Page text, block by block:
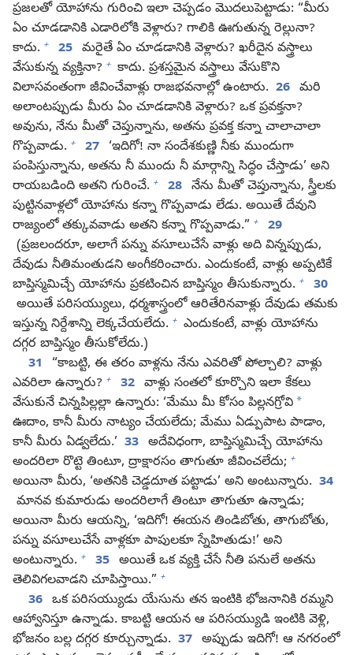
ప్రజలతో యోహాను గురించి ఇలా చెప్పడం మొదలుపెట్టాడు: “మీరు
ఏం చూడడానికి ఎడారిలోకి వెళ్లారు? గాలికి ఊగుతున్న రెల్లునా?
కాదు. + 25 మరైతే ఏం చూడడానికి వెళ్లారు? ఖరీదైన వస్త్రాలు
వేసుకున్న వ్యక్తినా? + కాదు. ప్రశస్తమైన వస్త్రాలు వేసుకొని
విలాసవంతంగా జీవించేవాళ్లు రాజభవనాల్లో ఉంటారు. 26 మరి
అలాంటప్పుడు మీరు ఏం చూడడానికి వెళ్లారు? ఒక ప్రవక్తనా?
అవును, నేను మీతో చెప్తున్నాను, అతను ప్రవక్త కన్నా చాలాచాలా
గొప్పవాడు. + 27 ‘ఇదిగో! నా సందేశకుణ్ణి నీకు ముందుగా
పంపిస్తున్నాను, అతను నీ ముందు నీ మార్గాన్ని సిద్ధం చేస్తాడు’ అని
రాయబడింది అతని గురించే. + 28 నేను మీతో చెప్తున్నాను, స్త్రీలకు
పుట్టినవాళ్లలో యోహాను కన్నా గొప్పవాడు లేడు. అయితే దేవుని
రాజ్యంలో తక్కువవాడు అతని కన్నా గొప్పవాడు.” +
29
(ప్రజలందరూ, అలాగే పన్ను వసూలుచేసే వాళ్లు అది విన్నప్పుడు,
దేవుడు నీతిమంతుడని అంగీకరించారు. ఎందుకంటే, వాళ్లు అప్పటికే
బాప్తిస్మమిచ్చే యోహాను ప్రకటించిన బాప్తిస్మం తీసుకున్నారు. +
30
అయితే పరిసయ్యులు, ధర్మశాస్త్రంలో ఆరితేరినవాళ్లు దేవుడు తమకు
ఇస్తున్న నిర్దేశాన్ని లెక్కచేయలేదు. + ఎందుకంటే, వాళ్లు యోహాను
దగ్గర బాప్తిస్మం తీసుకోలేదు.)
31
“కాబట్టి, ఈ తరం వాళ్లను నేను ఎవరితో పోల్చాలి? వాళ్లు
ఎవరిలా ఉన్నారు? + 32 వాళ్లు సంతలో కూర్చొని ఇలా కేకలు
వేసుకునే చిన్నపిల్లల్లా ఉన్నారు: ‘మేము మీ కోసం పిల్లనగ్రోవి *
ఊదాం, కానీ మీరు నాట్యం చేయలేదు; మేము ఏడ్పుపాట పాడాం,
కానీ మీరు ఏడ్వలేదు.’ 33 అదేవిధంగా, బాప్తిస్మమిచ్చే యోహాను
అందరిలా రొట్టె తింటూ, ద్రాక్షారసం తాగుతూ జీవించలేదు; +
అయినా మీరు, ‘అతనికి చెడ్డదూత పట్టాడు’ అని అంటున్నారు. 34
మానవ కుమారుడు అందరిలాగే తింటూ తాగుతూ ఉన్నాడు;
అయినా మీరు ఆయన్ని, ‘ఇదిగో! ఈయన తిండిబోతు, తాగుబోతు,
పన్ను వసూలుచేసే వాళ్లకూ పాపులకూ స్నేహితుడు!’ అని
అంటున్నారు. + 35 అయితే ఒక వ్యక్తి చేసే నీతి పనులే అతను
తెలివిగలవాడని చూపిస్తాయి.” +
36 ఒక పరిసయ్యుడు యేసును తన ఇంటికి భోజనానికి రమ్మని
ఆహ్వానిస్తూ ఉన్నాడు. కాబట్టి ఆయన ఆ పరిసయ్యుడి ఇంటికి వెళ్లి,
భోజనం బల్ల దగ్గర కూర్చున్నాడు. 37 అప్పుడు ఇదిగో! ఆ నగరంలో